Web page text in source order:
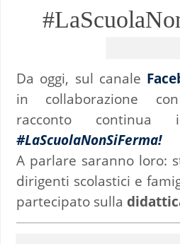
Da oggi, sul canale
in collaborazione
racconto
#LaScuolaNonSiFerma!
A parlare saranno loro:
dirigenti scolastici e
partecipato sulla